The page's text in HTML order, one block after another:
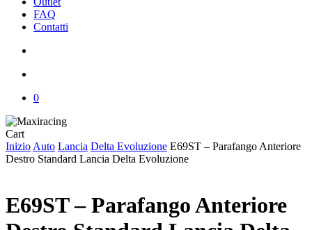
FAQ
Contatti
0
CartClose
Cart
Inizio Auto Lancia Delta Evoluzione E69ST – Parafango Anteriore
Destro Standard Lancia Delta Evoluzione
E69ST – Parafango Anteriore